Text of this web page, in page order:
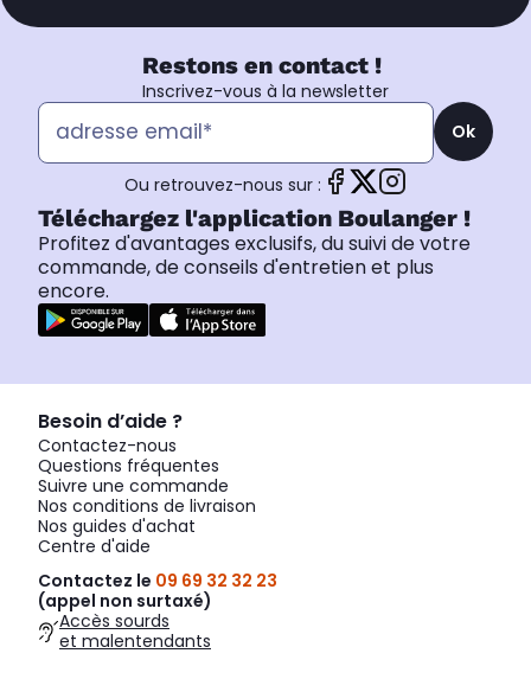
Restons en contact !
Inscrivez-vous à la newsletter
Ok
Ou retrouvez-nous sur :
Téléchargez l'application Boulanger !
Profitez d'avantages exclusifs, du suivi de votre
commande, de conseils d'entretien et plus
encore.
Besoin d’aide ?
Contactez-nous
Questions fréquentes
Suivre une commande
Nos conditions de livraison
Nos guides d'achat
Centre d'aide
Contactez le 09 69 32 32 23
(appel non surtaxé)
Accès sourds
et malentendants